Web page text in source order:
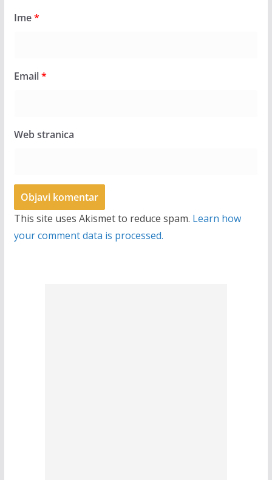
Ime*
Email*
Web stranica
This site uses Akismet to reduce spam. Learn how
your comment data is processed.